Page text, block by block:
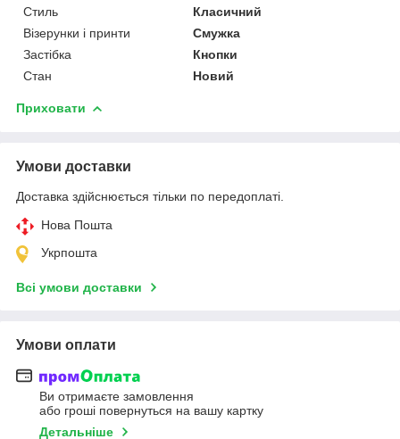
Стиль
Класичний
Візерунки і принти
Смужка
Застібка
Кнопки
Стан
Новий
Приховати
Умови доставки
Доставка здійснюється тільки по передоплаті.
Нова Пошта
Укрпошта
Всі умови доставки
Умови оплати
Ви отримаєте замовлення
або гроші повернуться на вашу картку
Детальніше